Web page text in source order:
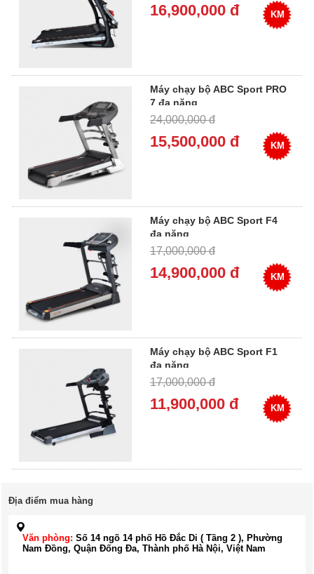
16,900,000 đ KM
Máy chạy bộ ABC Sport PRO
7 đa năng
24,000,000 đ
15,500,000 đ KM
Máy chạy bộ ABC Sport F4
đa năng
17,000,000 đ
14,900,000 đ KM
Máy chạy bộ ABC Sport F1
đa năng
17,000,000 đ
11,900,000 đ KM
Địa điểm mua hàng
Văn phòng: Số 14 ngõ 14 phố Hồ Đắc Di ( Tầng 2 ), Phường
Nam Đồng, Quận Đống Đa, Thành phố Hà Nội, Việt Nam